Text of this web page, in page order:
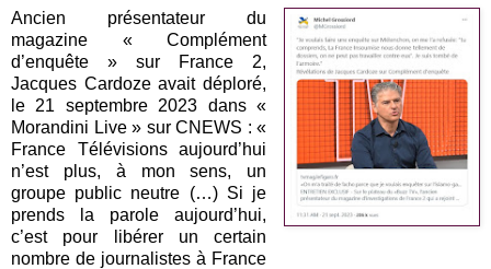
Ancien présentateur du
magazine « Complément
d’enquête » sur France 2,
Jacques Cardoze avait déploré,
le 21 septembre 2023 dans «
Morandini Live » sur CNEWS : «
France Télévisions aujourd’hui
n’est plus, à mon sens, un
groupe public neutre (…) Si je
prends la parole aujourd’hui,
c’est pour libérer un certain
nombre de journalistes à France